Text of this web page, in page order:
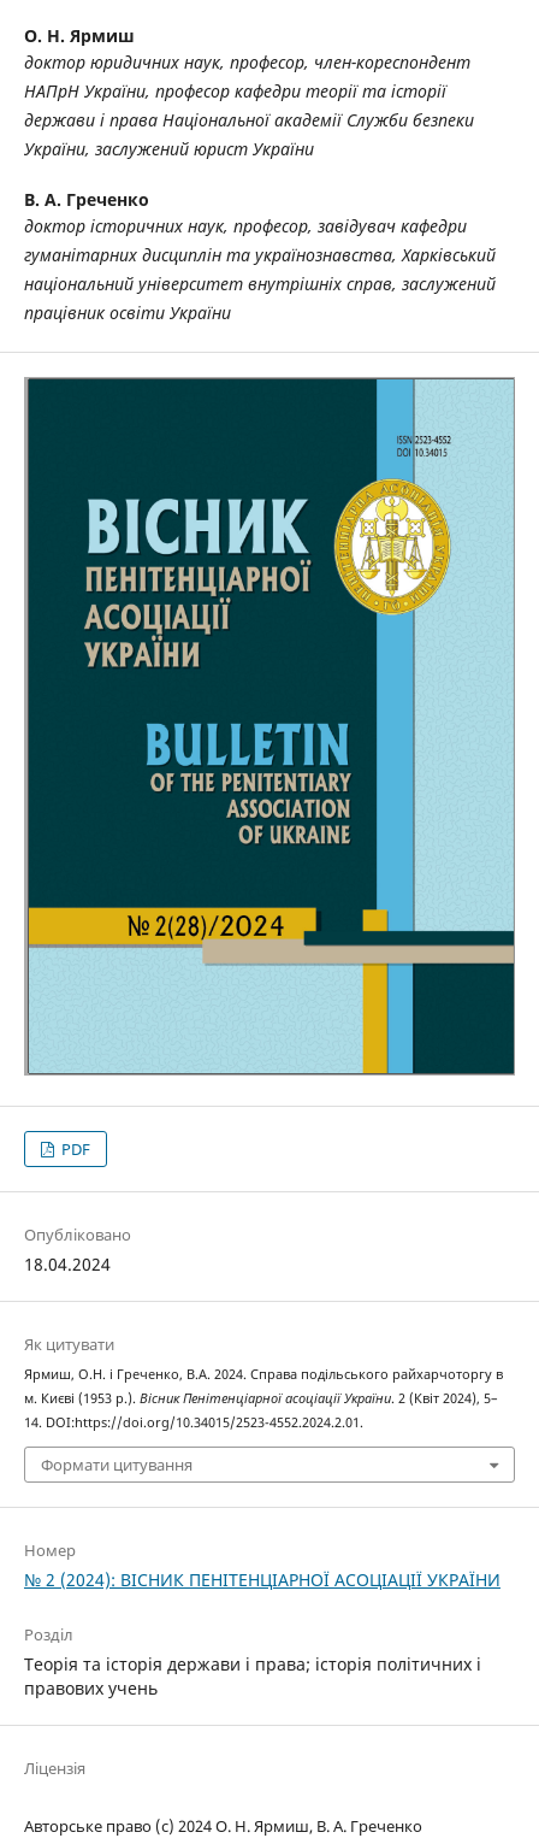
О. Н. Ярмиш
доктор юридичних наук, професор, член-кореспондент
НАПрН України, професор кафедри теорії та історії
держави і права Національної академії Служби безпеки
України, заслужений юрист України
В. А. Греченко
доктор історичних наук, професор, завідувач кафедри
гуманітарних дисциплін та українознавства, Харківський
національний університет внутрішніх справ, заслужений
працівник освіти України
PDF
Опубліковано
18.04.2024
Як цитувати
Ярмиш, О.Н. і Греченко, В.А. 2024. Справа подільського райхарчоторгу в
м. Києві (1953 р.). Вісник Пенітенціарної асоціації України. 2 (Квіт 2024), 5–
14. DOI:https://doi.org/10.34015/2523-4552.2024.2.01.
Формати цитування
Номер
№ 2 (2024): ВІСНИК ПЕНІТЕНЦІАРНОЇ АСОЦІАЦІЇ УКРАЇНИ
Розділ
Теорія та історія держави і права; історія політичних і
правових учень
Ліцензія
Авторське право (c) 2024 О. Н. Ярмиш, В. А. Греченко